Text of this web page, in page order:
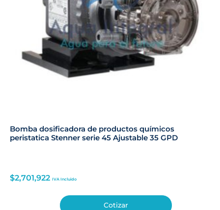
Bomba dosificadora de productos químicos
peristatica Stenner serie 45 Ajustable 35 GPD
$2,701,922 IVA Incluido
Cotizar